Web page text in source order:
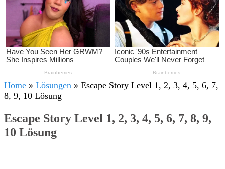
Home » Lösungen » Escape Story Level 1, 2, 3, 4, 5, 6, 7,
8, 9, 10 Lösung
Escape Story Level 1, 2, 3, 4, 5, 6, 7, 8, 9,
10 Lösung